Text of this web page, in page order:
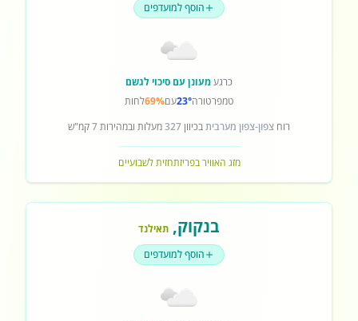
הוסף למועדפים
כרגעמעונן עם סיכוי לגשם
טמפרטורה23°עם69%לחות
רוח צפון-צפון מערביתבכיוון327מעלות ובמהירות7קמ"ש
מזג האוויר בפריזתחזית לשבועיים
בנקוק, תאילנד
הוסף למועדפים